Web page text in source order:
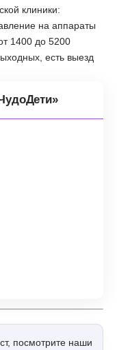
клиники:
на аппараты
1400 до 5200
есть выезд
посмотрите наши